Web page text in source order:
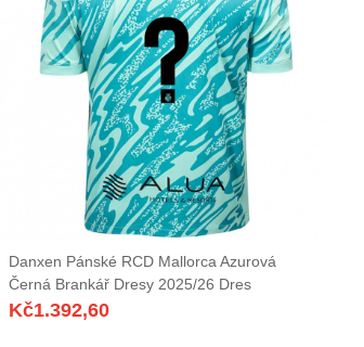
Danxen Pánské RCD Mallorca Azurová
Černá Brankář Dresy 2025/26 Dres
Kč1.392,60